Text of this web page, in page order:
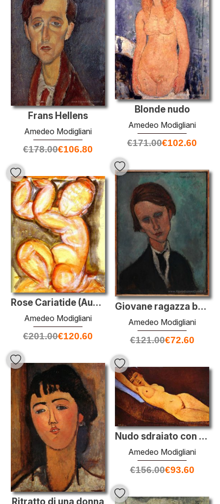
Blonde nudo
Amedeo Modigliani
€171.00€102.60
Frans Hellens
Amedeo Modigliani
€178.00€106.80
Giovane ragazza bruna seduta
Amedeo Modigliani
€121.00€72.60
Rose Cariatide (Audace)
Amedeo Modigliani
€201.00€120.60
Nudo sdraiato con Blue Cushion
Amedeo Modigliani
€156.00€93.60